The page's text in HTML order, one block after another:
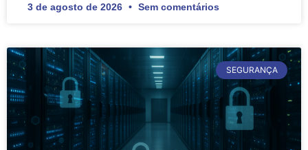
3 de agosto de 2026 Sem comentários
SEGURANÇA